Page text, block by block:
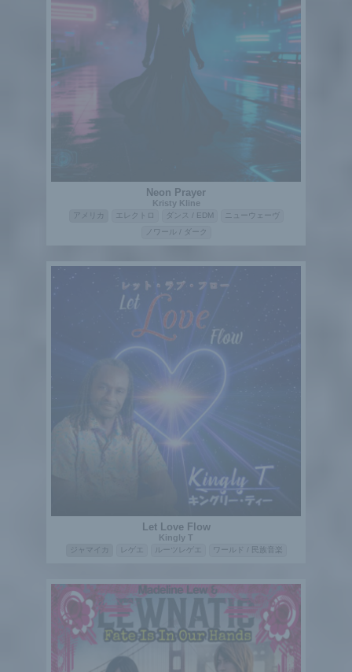
Neon Prayer
Kristy Kline
アメリカ エレクトロ ダンス / EDM
ニューウェーヴ
ノワール / ダーク
Let Love Flow
Kingly T
ジャマイカ レゲエ ルーツレゲエ ワールド / 民族音楽